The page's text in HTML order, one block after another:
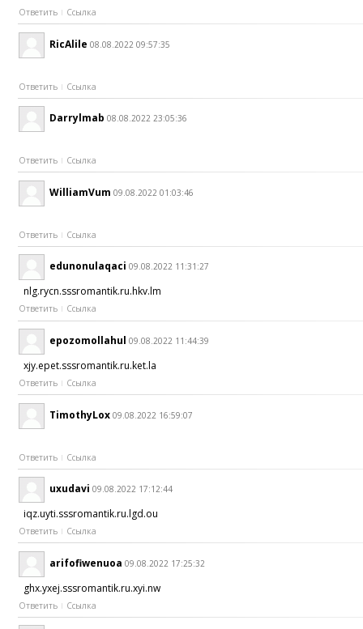
Ответить Ссылка
RicAlile 08.08.2022 09:57:35
Ответить Ссылка
Darrylmab 08.08.2022 23:05:36
Ответить Ссылка
WilliamVum 09.08.2022 01:03:46
Ответить Ссылка
edunonulaqaci 09.08.2022 11:31:27
nlg.rycn.sssromantik.ru.hkv.lm
Ответить Ссылка
epozomollahul 09.08.2022 11:44:39
xjy.epet.sssromantik.ru.ket.la
Ответить Ссылка
TimothyLox 09.08.2022 16:59:07
Ответить Ссылка
uxudavi 09.08.2022 17:12:44
iqz.uyti.sssromantik.ru.lgd.ou
Ответить Ссылка
arifofiwenuoa 09.08.2022 17:25:32
ghx.yxej.sssromantik.ru.xyi.nw
Ответить Ссылка